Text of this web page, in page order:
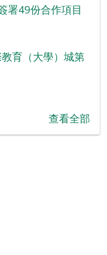
署49份合作項目
育（大學）城第
查看全部